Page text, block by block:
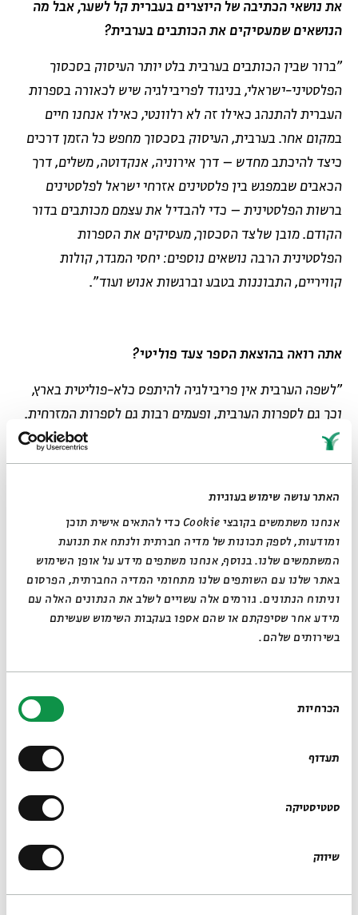
האתר עושה שימוש בעוגיות
אנחנו משתמשים בקובצי Cookie כדי להתאים אישית תוכן
ומודעות, לספק תכונות של מדיה חברתית ולנתח את תנועת
המשתמשים שלנו. בנוסף, אנחנו משתפים מידע על אופן השימוש
באתר שלנו עם השותפים שלנו מתחומי המדיה החברתית, הפרסום
וניתוח הנתונים. גורמים אלה עשויים לשלב את הנתונים האלה עם
מידע אחר שסיפקתם או שהם אספו בעקבות השימוש שעשיתם
בשירותים שלהם.
הסכמה
הכרחיות
תעדוף
סטטיסטיקה
שיווק
את נושאי הכתיבה של היוצרים בעברית קל לשער, אבל מה
הנושאים שמעסיקים את הכותבים בערבית?
"ברור שבין הכותבים בערבית בלט יותר העיסוק בסכסוך
הפלסטיני-ישראלי, בניגוד לפריבילגיה שיש לכאורה בספרות
העברית להתנהג כאילו זה לא רלוונטי, כאילו אנחנו חיים
במקום אחר. בערבית, העיסוק בסכסוך מחפש כל הזמן דרכים
כיצד להיכתב מחדש – דרך אירוניה, אנקדוטה, משלים, דרך
הכאבים שבמפגש בין פלסטינים אזרחי ישראל לפלסטינים
ברשות הפלסטינית – כדי להבדיל את עצמם מכותבים בדור
הקודם. מובן שלצד הסכסוך, מעסיקים את הספרות
הפלסטינית הרבה נושאים נוספים: יחסי המגדר, קולות
קוויריים, התבוננות בטבע וברגשות אנוש ועוד".
אתה רואה בהוצאת הספר צעד פוליטי?
"לשפה הערבית אין פריבילגיה להיתפס כלא-פוליטית בארץ,
וכך גם לספרות הערבית, ופעמים רבות גם לספרות המזרחית.
במובן הזה, גם האנתולוגיה שלנו, המודפסת חציה בערבית,
ואשר חצי ממקורה בערבית, ודאי שתיתפס כפוליטית בשיח
ליפו בשם יאפא, זה מיד נשמע לקורא יהודי 'פוליטי', וכשכותב
מזרחי מזכיר את התרבות הערבית של משפחתו, זה מיד נשמע
לקורא אשכנזי 'פוליטי'.
שלא מתייחסים אליו כלל. אבל ביקשנו לעשות זאת בתוך
הקשר שהוא דו-לשוני באופן מלא, עברי וערבי כל הזמן, כפי
שאני מקווה שהמציאות הישראלית-פלסטינית תהיה בסופו של